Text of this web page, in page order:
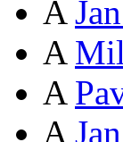
A
A
A
A